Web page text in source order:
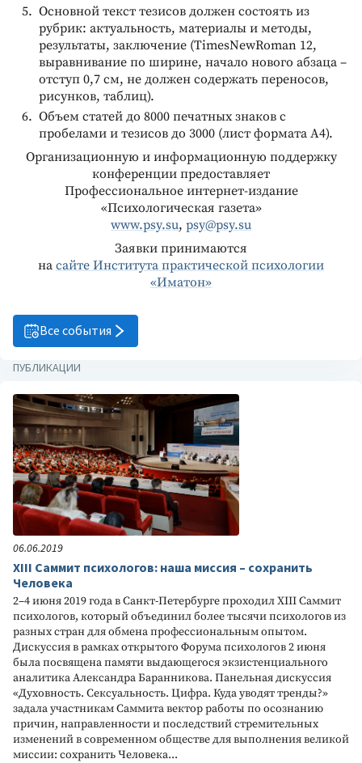
Основной текст тезисов должен состоять из
рубрик: актуальность, материалы и методы,
результаты, заключение (TimesNewRoman 12,
выравнивание по ширине, начало нового абзаца –
отступ 0,7 см, не должен содержать переносов,
рисунков, таблиц).
Объем статей до 8000 печатных знаков с
пробелами и тезисов до 3000 (лист формата А4).
Организационную и информационную поддержку
конференции предоставляет
Профессиональное интернет-издание
«Психологическая газета»
www.psy.su, psy@psy.su
Заявки принимаются
на сайте Института практической психологии
«Иматон»
Все события
ПУБЛИКАЦИИ
06.06.2019
XIII Саммит психологов: наша миссия – сохранить
Человека
2–4 июня 2019 года в Санкт-Петербурге проходил XIII Саммит
психологов, который объединил более тысячи психологов из
разных стран для обмена профессиональным опытом.
Дискуссия в рамках открытого Форума психологов 2 июня
была посвящена памяти выдающегося экзистенциального
аналитика Александра Баранникова. Панельная дискуссия
«Духовность. Сексуальность. Цифра. Куда уводят тренды?»
задала участникам Саммита вектор работы по осознанию
причин, направленности и последствий стремительных
изменений в современном обществе для выполнения великой
миссии: сохранить Человека...